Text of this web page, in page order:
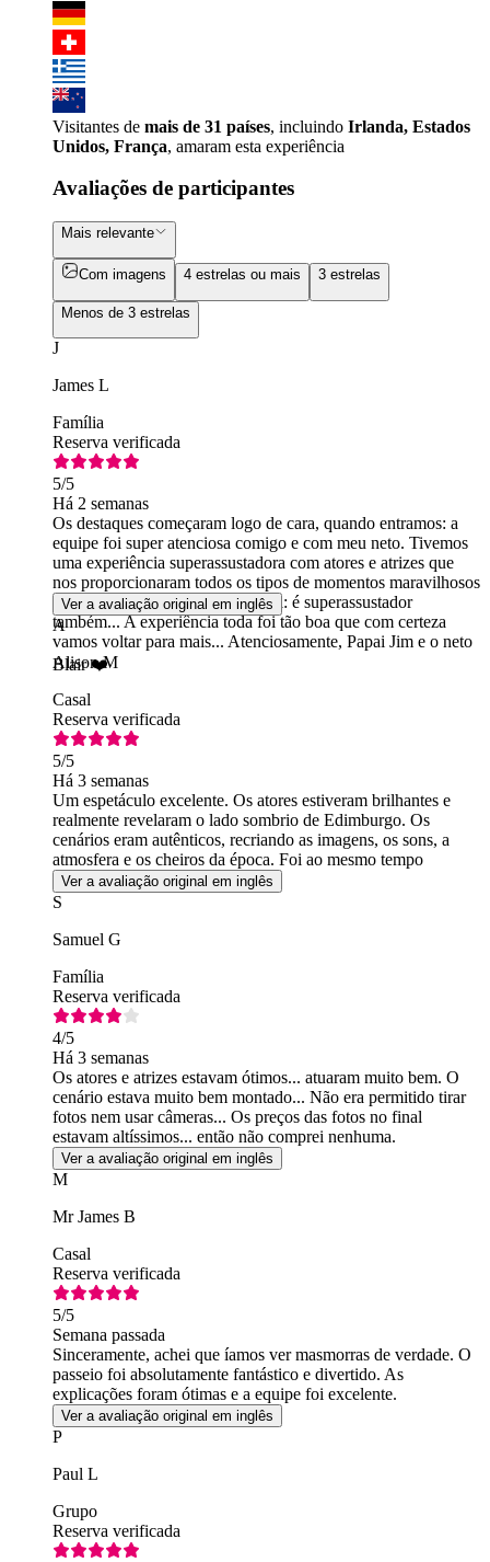
Visitantes de mais de 31 países, incluindo Irlanda, Estados
Unidos, França, amaram esta experiência
Avaliações de participantes
Mais relevante
Com imagens 4 estrelas ou mais 3 estrelas
Menos de 3 estrelas
J
James L
Família
Reserva verificada
5/5
Há 2 semanas
Os destaques começaram logo de cara, quando entramos: a
equipe foi super atenciosa comigo e com meu neto. Tivemos
uma experiência superassustadora com atores e atrizes que
nos proporcionaram todos os tipos de momentos maravilhosos
do passado. Mas atenção, pessoal: é superassustador
também... A experiência toda foi tão boa que com certeza
vamos voltar para mais... Atenciosamente, Papai Jim e o neto
Blair ❤️
Ver a avaliação original em inglês
A
Alison M
Casal
Reserva verificada
5/5
Há 3 semanas
Um espetáculo excelente. Os atores estiveram brilhantes e
realmente revelaram o lado sombrio de Edimburgo. Os
cenários eram autênticos, recriando as imagens, os sons, a
atmosfera e os cheiros da época. Foi ao mesmo tempo
divertido e assustador.
Ver a avaliação original em inglês
S
Samuel G
Família
Reserva verificada
4/5
Há 3 semanas
Os atores e atrizes estavam ótimos... atuaram muito bem. O
cenário estava muito bem montado... Não era permitido tirar
fotos nem usar câmeras... Os preços das fotos no final
estavam altíssimos... então não comprei nenhuma.
Ver a avaliação original em inglês
M
Mr James B
Casal
Reserva verificada
5/5
Semana passada
Sinceramente, achei que íamos ver masmorras de verdade. O
passeio foi absolutamente fantástico e divertido. As
explicações foram ótimas e a equipe foi excelente.
Ver a avaliação original em inglês
P
Paul L
Grupo
Reserva verificada